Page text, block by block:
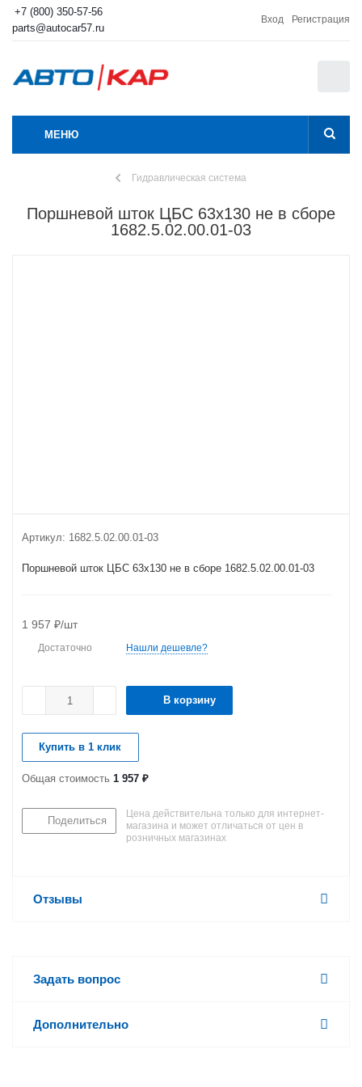
+7 (800) 350-57-56
parts@autocar57.ru
Вход Регистрация
МЕНЮ
Гидравлическая система
Поршневой шток ЦБС 63х130 не в сборе
1682.5.02.00.01-03
Артикул: 1682.5.02.00.01-03
Поршневой шток ЦБС 63х130 не в сборе 1682.5.02.00.01-03
1 957 ₽/шт
Достаточно Нашли дешевле?
В корзину
Купить в 1 клик
Общая стоимость 1 957 ₽
Поделиться
Цена действительна только для интернет-
магазина и может отличаться от цен в
розничных магазинах
Отзывы
Задать вопрос
Дополнительно